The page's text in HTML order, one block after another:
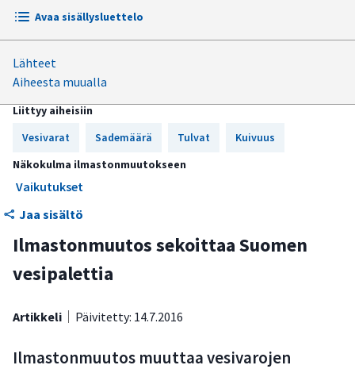
Avaa sisällysluettelo
Sademäärien kasvu lisää veden määrää, lämpötilan nousu
myös kuivuusjaksoja
Valunnan lisääntymisestä huolimatta alueellisia eroja
esiintyy
Virtaamien ja vedenkorkeuksien vuodenaikaisvaihtelu
muuttuu
Kevättulvat muuttuvat talvitulviksi
Pohjavettä on talvella enemmän ja kesällä ehkä
vähemmän
Keinot ovat monet tulvariskien haltuunotossa
Lähteet
Aiheesta muualla
Liittyy aiheisiin
Vesivarat
Sademäärä Tulvat
Kuivuus
Näkokulma ilmastonmuutokseen
Vaikutukset
Jaa sisältö
Ilmastonmuutos sekoittaa Suomen
vesipalettia
Artikkeli Päivitetty: 14.7.2016
Ilmastonmuutos muuttaa vesivarojen